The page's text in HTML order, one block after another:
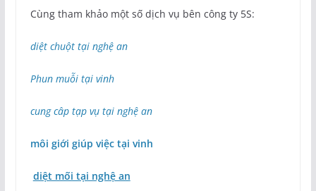
Cùng tham khảo một số dịch vụ bên công ty 5S:
diệt chuột tại nghệ an
Phun muỗi tại vinh
cung câp tạp vụ tại nghệ an
môi giới giúp việc tại vinh
diệt mối tại nghệ an